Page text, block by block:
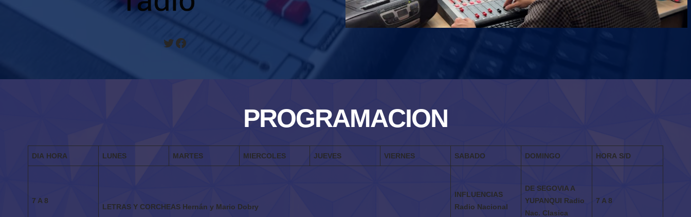
PROGRAMACION
DIA HORA LUNES MARTES MIERCOLES JUEVES VIERNES SABADO DOMINGO HORA S/D
7 A 8
LETRAS Y CORCHEAS Hernán y Mario Dobry
INFLUENCIAS
Radio Nacional
DE SEGOVIA A
YUPANQUI Radio
Nac. Clasica
7 A 8